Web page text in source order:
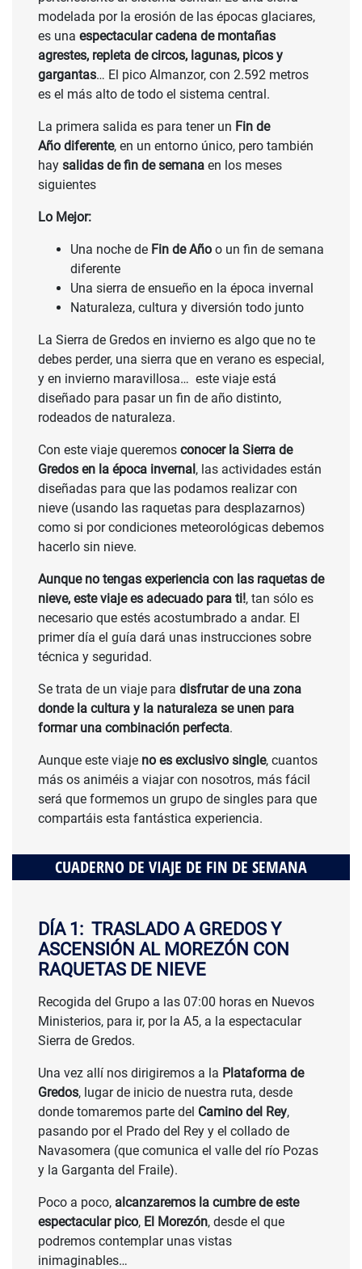
modelada por la erosión de las épocas glaciares,
es una espectacular cadena de montañas
agrestes, repleta de circos, lagunas, picos y
gargantas… El pico Almanzor, con 2.592 metros
es el más alto de todo el sistema central.
La primera salida es para tener un Fin de
Año diferente, en un entorno único, pero también
hay salidas de fin de semana en los meses
siguientes
Lo Mejor:
Una noche de Fin de Año o un fin de semana
diferente
Una sierra de ensueño en la época invernal
Naturaleza, cultura y diversión todo junto
La Sierra de Gredos en invierno es algo que no te
debes perder, una sierra que en verano es especial,
y en invierno maravillosa… este viaje está
diseñado para pasar un fin de año distinto,
rodeados de naturaleza.
Con este viaje queremos conocer la Sierra de
Gredos en la época invernal, las actividades están
diseñadas para que las podamos realizar con
nieve (usando las raquetas para desplazarnos)
como si por condiciones meteorológicas debemos
hacerlo sin nieve.
Aunque no tengas experiencia con las raquetas de
nieve, este viaje es adecuado para ti!, tan sólo es
necesario que estés acostumbrado a andar. El
primer día el guía dará unas instrucciones sobre
técnica y seguridad.
Se trata de un viaje para disfrutar de una zona
donde la cultura y la naturaleza se unen para
formar una combinación perfecta.
Aunque este viaje no es exclusivo single, cuantos
más os animéis a viajar con nosotros, más fácil
será que formemos un grupo de singles para que
compartáis esta fantástica experiencia.
CUADERNO DE VIAJE DE FIN DE SEMANA
DÍA 1: TRASLADO A GREDOS Y
ASCENSIÓN AL MOREZÓN CON
RAQUETAS DE NIEVE
Recogida del Grupo a las 07:00 horas en Nuevos
Ministerios, para ir, por la A5, a la espectacular
Sierra de Gredos.
Una vez allí nos dirigiremos a la Plataforma de
Gredos, lugar de inicio de nuestra ruta, desde
donde tomaremos parte del Camino del Rey,
pasando por el Prado del Rey y el collado de
Navasomera (que comunica el valle del río Pozas
y la Garganta del Fraile).
Poco a poco, alcanzaremos la cumbre de este
espectacular pico, El Morezón, desde el que
podremos contemplar unas vistas
inimaginables…